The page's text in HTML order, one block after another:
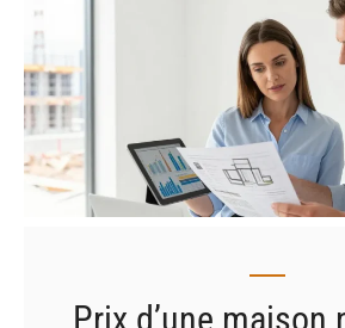
Prix d’une maison